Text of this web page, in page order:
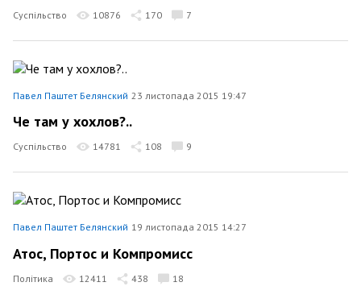
Суспільство 10876 170 7
Павел Паштет Белянский 23 листопада 2015 19:47
Че там у хохлов?..
Суспільство 14781 108 9
Павел Паштет Белянский 19 листопада 2015 14:27
Атос, Портос и Компромисс
Політика 12411 438 18